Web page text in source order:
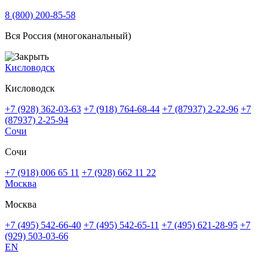
8 (800) 200-85-58
Вся Россия (многоканальный)
Кисловодск
Кисловодск
+7 (928) 362-03-63 +7 (918) 764-68-44 +7 (87937) 2-22-96 +7
(87937) 2-25-94
Сочи
Сочи
+7 (918) 006 65 11 +7 (928) 662 11 22
Москва
Москва
+7 (495) 542-66-40 +7 (495) 542-65-11 +7 (495) 621-28-95 +7
(929) 503-03-66
EN